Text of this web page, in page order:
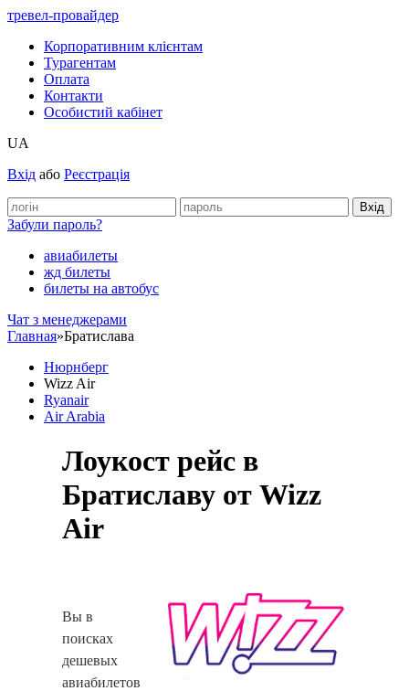
тревел-провайдер
Корпоративним клієнтам
Турагентам
Оплата
Контакти
Особистий кабінет
UA
Вхід або Реєстрація
Забули пароль?
авиабилеты
жд билеты
билеты на автобус
Чат з менеджерами
Главная»Братислава
Нюрнберг
Wizz Air
Ryanair
Air Arabia
Лоукост рейс в
Братиславу от Wizz
Air
Вы в
поисках
дешевых
авиабилетов